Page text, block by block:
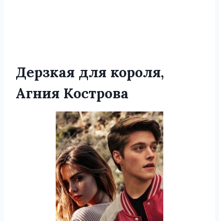
Дерзкая для короля,
Агния Кострова